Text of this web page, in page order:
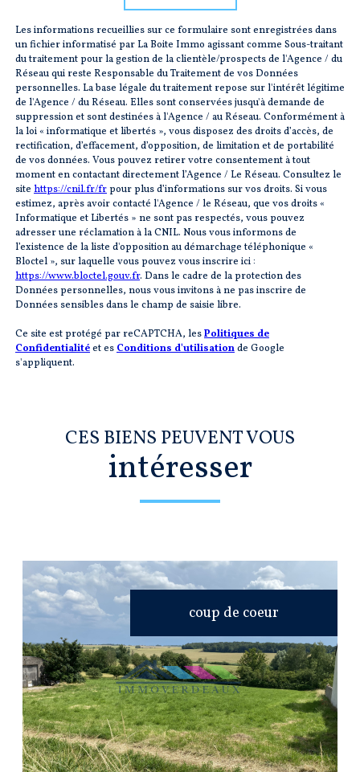
Les informations recueillies sur ce formulaire sont enregistrées dans
un fichier informatisé par La Boite Immo agissant comme Sous-traitant
du traitement pour la gestion de la clientèle/prospects de l'Agence / du
Réseau qui reste Responsable du Traitement de vos Données
personnelles. La base légale du traitement repose sur l'intérêt légitime
de l'Agence / du Réseau. Elles sont conservées jusqu'à demande de
suppression et sont destinées à l'Agence / au Réseau. Conformément à
la loi « informatique et libertés », vous disposez des droits d’accès, de
rectification, d’effacement, d’opposition, de limitation et de portabilité
de vos données. Vous pouvez retirer votre consentement à tout
moment en contactant directement l’Agence / Le Réseau. Consultez le
site https://cnil.fr/frpour plus d’informations sur vos droits. Si vous
estimez, après avoir contacté l'Agence / le Réseau, que vos droits «
Informatique et Libertés » ne sont pas respectés, vous pouvez
adresser une réclamation à la CNIL. Nous vous informons de
l’existence de la liste d'opposition au démarchage téléphonique «
Bloctel », sur laquelle vous pouvez vous inscrire ici :
https://www.bloctel.gouv.fr. Dans le cadre de la protection des
Données personnelles, nous vous invitons à ne pas inscrire de
Données sensibles dans le champ de saisie libre.
Ce site est protégé par reCAPTCHA, lesPolitiques de
Confidentialitéet esConditions d'utilisationde Google
s'appliquent.
CES BIENS PEUVENT VOUS
intéresser
coup de coeur
VOIR LE BIEN